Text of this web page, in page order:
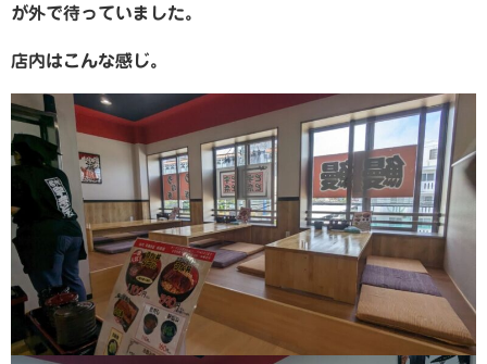
が外で待っていました。
店内はこんな感じ。